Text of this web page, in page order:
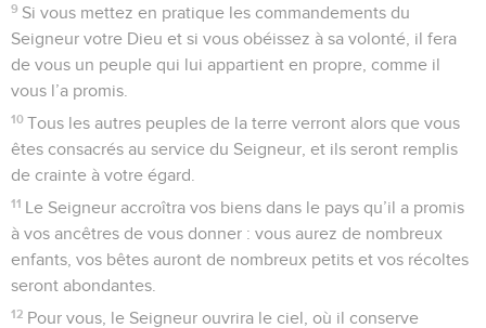
9 Si vous mettez en pratique les commandements du
Seigneur votre Dieu et si vous obéissez à sa volonté, il fera
de vous un peuple qui lui appartient en propre, comme il
vous l’a promis.
10 Tous les autres peuples de la terre verront alors que vous
êtes consacrés au service du Seigneur, et ils seront remplis
de crainte à votre égard.
11 Le Seigneur accroîtra vos biens dans le pays qu’il a promis
à vos ancêtres de vous donner : vous aurez de nombreux
enfants, vos bêtes auront de nombreux petits et vos récoltes
seront abondantes.
12 Pour vous, le Seigneur ouvrira le ciel, où il conserve